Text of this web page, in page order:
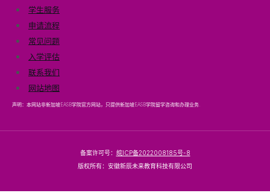
学生服务
申请流程
常见问题
入学评估
联系我们
网站地图
声明：本网站非新加坡EASB学院官方网站，只提供新加坡EASB学院留学咨询和办理业务.
备案许可号： 皖ICP备2022008185号-8
版权所有：安徽新辰未来教育科技有限公司